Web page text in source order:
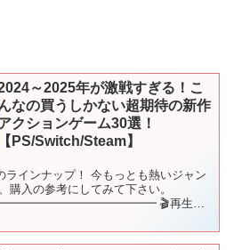
～2025年が激戦すぎる！こ
んなの買うしかない超期待の新作
クションゲーム30選！
【PS/Switch/Steam】
ラインナップ！ 今もっとも熱いジャン
購入の参考にしてみて下さい。
🎬再生リ